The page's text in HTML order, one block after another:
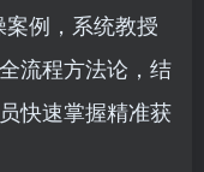
例，系统教授
流程方法论，结
快速掌握精准获